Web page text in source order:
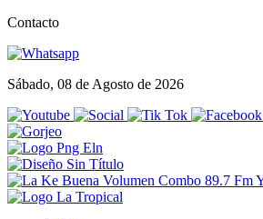
Contacto
Sábado, 08 de Agosto de 2026